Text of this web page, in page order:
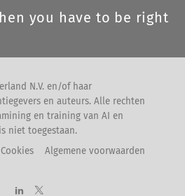
you have to be right
N.V. en/of haar
en auteurs. Alle rechten
en training van AI en
niet toegestaan.
Algemene voorwaarden